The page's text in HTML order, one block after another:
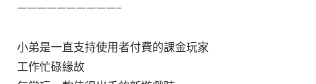
——————————–
小弟是一直支持使用者付費的課金玩家
工作忙碌緣故